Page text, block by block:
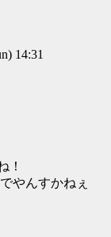
14:31
！
やんすかねぇ